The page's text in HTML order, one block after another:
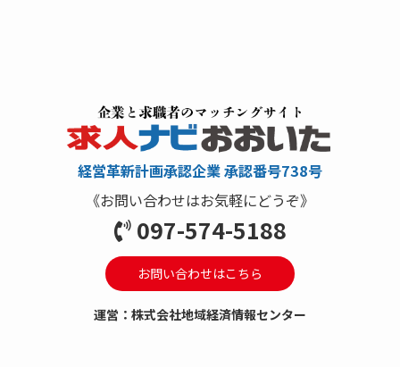
経営革新計画承認企業 承認番号738号
《お問い合わせはお気軽にどうぞ》
097-574-5188
お問い合わせはこちら
運営：株式会社地域経済情報センター